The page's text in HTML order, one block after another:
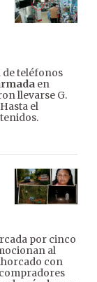
de teléfonos
en
llevarse G.
el
por cinco
al
con